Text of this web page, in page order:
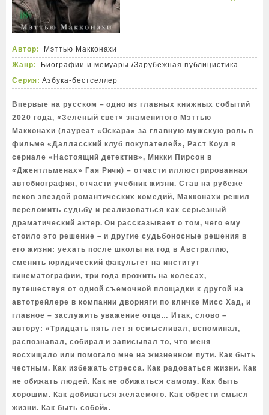
Автор:
Мэттью Макконахи
Жанр:
Биографии и мемуары /Зарубежная публицистика
Серия: Азбука-бестселлер
Впервые на русском – одно из главных книжных событий
2020 года, «Зеленый свет» знаменитого Мэттью
Макконахи (лауреат «Оскара» за главную мужскую роль в
фильме «Далласский клуб покупателей», Раст Коул в
сериале «Настоящий детектив», Микки Пирсон в
«Джентльменах» Гая Ричи) – отчасти иллюстрированная
автобиография, отчасти учебник жизни. Став на рубеже
веков звездой романтических комедий, Макконахи решил
переломить судьбу и реализоваться как серьезный
драматический актер. Он рассказывает о том, чего ему
стоило это решение – и другие судьбоносные решения в
его жизни: уехать после школы на год в Австралию,
сменить юридический факультет на институт
кинематографии, три года прожить на колесах,
путешествуя от одной съемочной площадки к другой на
автотрейлере в компании дворняги по кличке Мисс Хад, и
главное – заслужить уважение отца… Итак, слово –
автору: «Тридцать пять лет я осмысливал, вспоминал,
распознавал, собирал и записывал то, что меня
восхищало или помогало мне на жизненном пути. Как быть
честным. Как избежать стресса. Как радоваться жизни. Как
не обижать людей. Как не обижаться самому. Как быть
хорошим. Как добиваться желаемого. Как обрести смысл
жизни. Как быть собой».